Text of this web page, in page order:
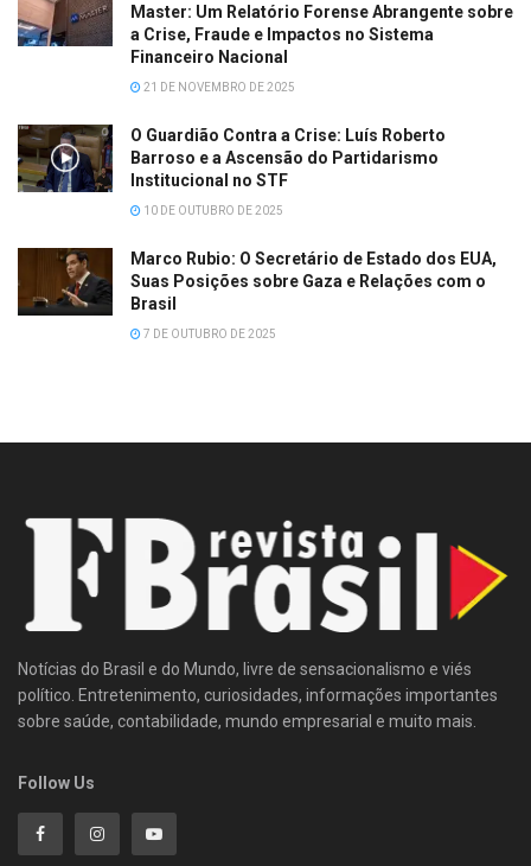
Master: Um Relatório Forense Abrangente sobre
a Crise, Fraude e Impactos no Sistema
Financeiro Nacional
21 DE NOVEMBRO DE 2025
O Guardião Contra a Crise: Luís Roberto
Barroso e a Ascensão do Partidarismo
Institucional no STF
10 DE OUTUBRO DE 2025
Marco Rubio: O Secretário de Estado dos EUA,
Suas Posições sobre Gaza e Relações com o
Brasil
7 DE OUTUBRO DE 2025
Notícias do Brasil e do Mundo, livre de sensacionalismo e viés
político. Entretenimento, curiosidades, informações importantes
sobre saúde, contabilidade, mundo empresarial e muito mais.
Follow Us